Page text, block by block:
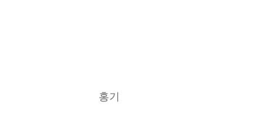
홍기